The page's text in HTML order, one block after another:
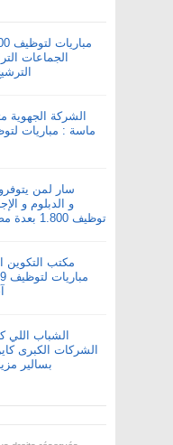
الجماعات
الترشيح
الشركة
سار لمن
توظيف 1.800 بعدة مصالح و إدارات عمومية
مكتب التكوين
الشباب اللي
الشركات الكبرى
بسالير